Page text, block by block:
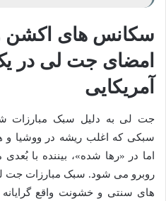
سکانس های اکشن
امضای جت لی در
آمریکایی
جت لی به دلیل سبک مبارزات
سبکی که اغلب ریشه در ووشیا و
اما در «رها شده»، بیننده با
روبرو می شود. سبک مبارزات جت